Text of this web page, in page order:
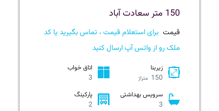
150 متر سعادت آباد
قیمت برای استعلام قیمت ، تماس بگیرید یا کد
ملک رو از واتس آپ ارسال کنید
زیربنا
150 متراژ
اتاق خواب
3
سرویس بهداشتی
3
پارکینگ
2